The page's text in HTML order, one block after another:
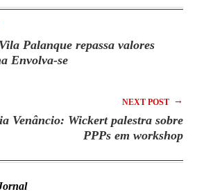
Palanque repassa valores
Envolva-se
NEXT POST →
Venâncio: Wickert palestra sobre
PPPs em workshop